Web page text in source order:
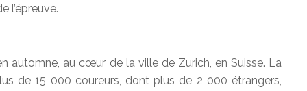
l’épreuve.
automne, au cœur de la ville de Zurich, en Suisse. La
de 15 000 coureurs, dont plus de 2 000 étrangers,